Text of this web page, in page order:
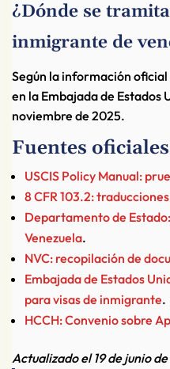
¿Dónde se
inmigrante de
Según la información
en la Embajada de Estados
noviembre de 2025.
Fuentes oficiales
USCIS Policy Manual:
8 CFR 103.2:
Departamento de
Venezuela.
NVC: recopilación de
Embajada de Estados
para visas de inmigrante.
HCCH: Convenio sobre
Actualizado el 19 de junio